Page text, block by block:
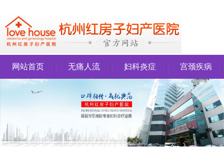
网站首页 无痛人流 妇科炎症 宫颈疾病